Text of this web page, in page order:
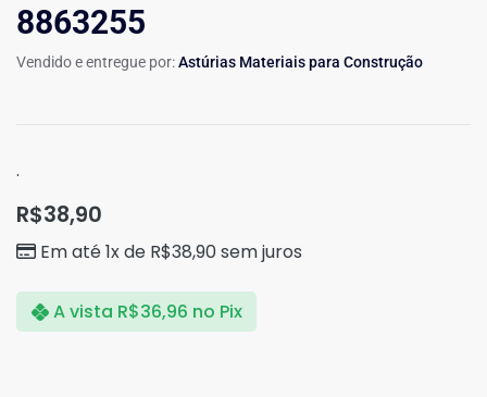
8863255
Vendido e entregue por:Astúrias Materiais para Construção
.
R$38,90
Em até 1x de R$38,90sem juros
A vista R$36,96 no Pix